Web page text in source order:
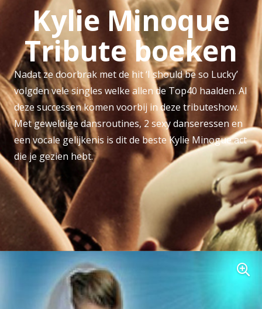
Kylie Minoque
Tribute boeken
Nadat ze doorbrak met de hit ‘I should be so Lucky’
volgden vele singles welke allen de Top40 haalden. Al
deze successen komen voorbij in deze tributeshow.
Met geweldige dansroutines, 2 sexy danseressen en
een vocale gelijkenis is dit de beste Kylie Minogue act
die je gezien hebt.